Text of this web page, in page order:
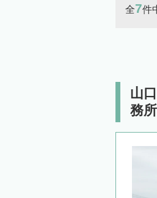
全7件
山
務所